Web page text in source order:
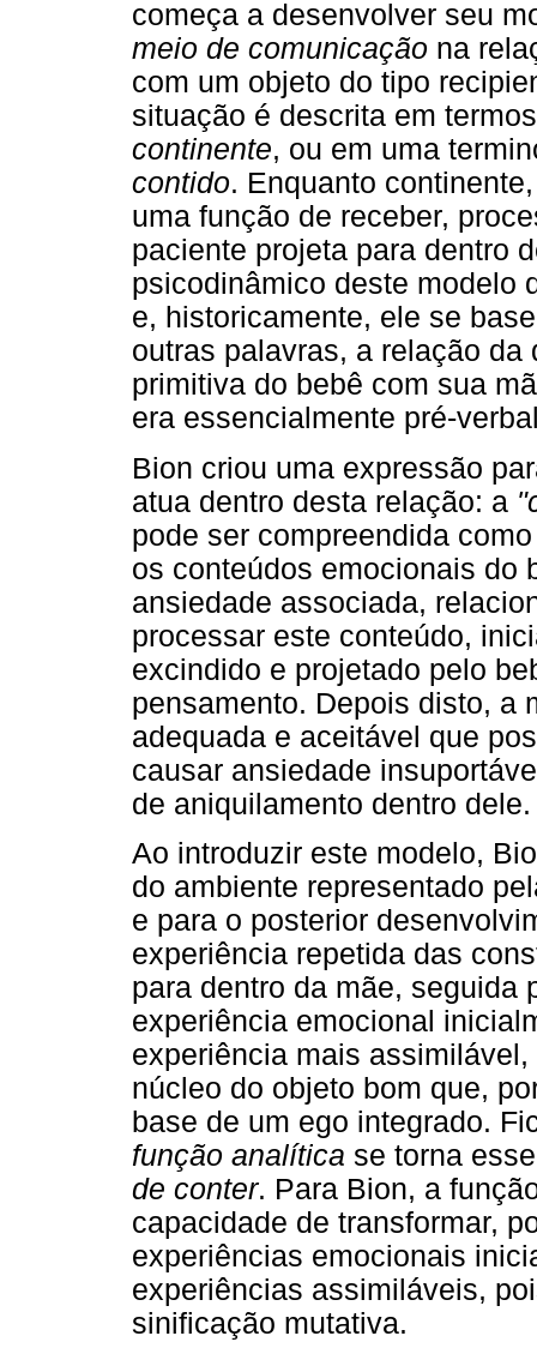
começa a desenvolver seu
meio de comunicação na
com um objeto do tipo
situação é descrita em
continente, ou em uma
contido. Enquanto
uma função de receber,
paciente projeta para dentro
psicodinâmico deste modelo
e, historicamente, ele se
outras palavras, a relação
primitiva do bebê com sua
era essencialmente pré-
Bion criou uma expressão
atua dentro desta relação: a
pode ser compreendida
os conteúdos emocionais do
ansiedade associada,
processar este conteúdo,
excindido e projetado pelo
pensamento. Depois disto, a
adequada e aceitável que
causar ansiedade
de aniquilamento dentro dele.
Ao introduzir este modelo,
do ambiente representado
e para o posterior
experiência repetida das
para dentro da mãe, seguida
experiência emocional
experiência mais
núcleo do objeto bom que,
base de um ego integrado.
função analítica se torna
de conter. Para Bion, a
capacidade de transformar,
experiências emocionais
experiências assimiláveis,
sinificação mutativa.